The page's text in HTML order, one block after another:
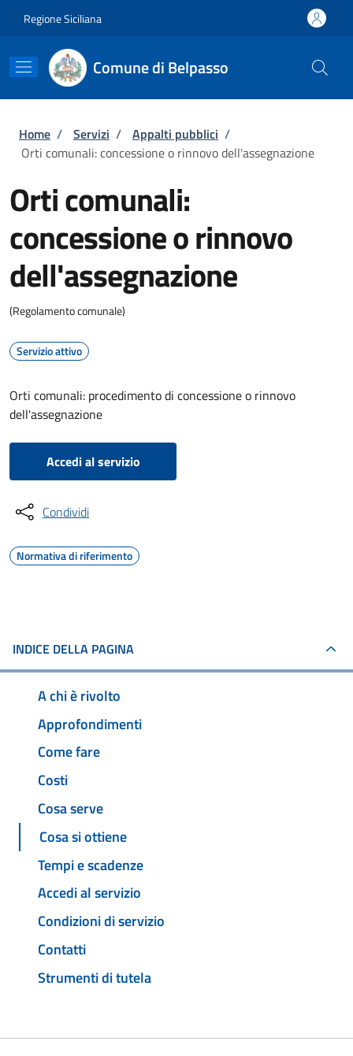
Regione Siciliana
Comune di Belpasso
Briciole di pane
Home / Servizi / Appalti pubblici /
Orti comunali: concessione o rinnovo dell'assegnazione
Orti comunali:
concessione o rinnovo
dell'assegnazione
(Regolamento comunale)
Servizio attivo
Orti comunali: procedimento di concessione o rinnovo
dell'assegnazione
Accedi al servizio
Condividi
Normativa di riferimento
INDICE DELLA PAGINA
A chi è rivolto
Approfondimenti
Come fare
Costi
Cosa serve
Cosa si ottiene
Tempi e scadenze
Accedi al servizio
Condizioni di servizio
Contatti
Strumenti di tutela